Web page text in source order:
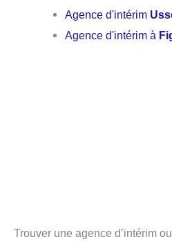
Agence d'intérim
Agence d'intérim à
Trouver une agence d’intérim